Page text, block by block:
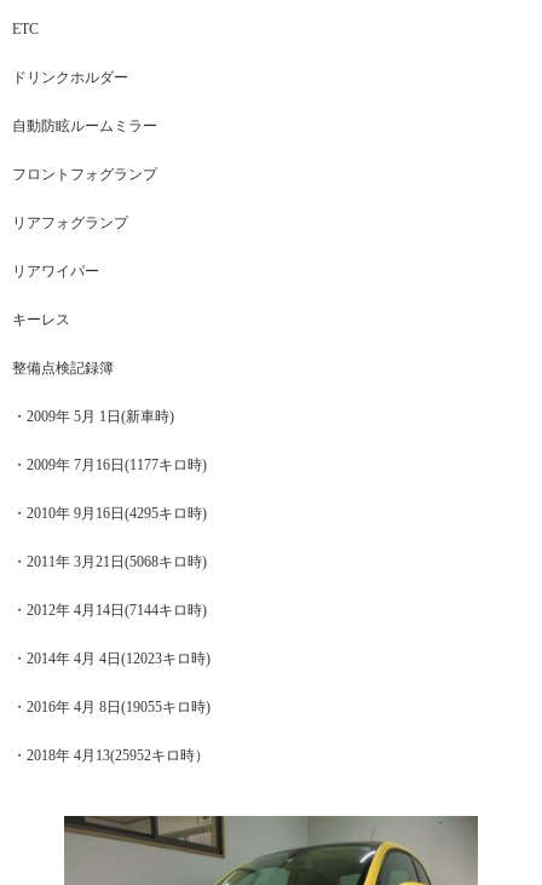
ETC
ドリンクホルダー
自動防眩ルームミラー
フロントフォグランプ
リアフォグランプ
リアワイパー
キーレス
整備点検記録簿
・2009年 5月 1日(新車時)
・2009年 7月16日(1177キロ時)
・2010年 9月16日(4295キロ時)
・2011年 3月21日(5068キロ時)
・2012年 4月14日(7144キロ時)
・2014年 4月 4日(12023キロ時)
・2016年 4月 8日(19055キロ時)
・2018年 4月13(25952キロ時）